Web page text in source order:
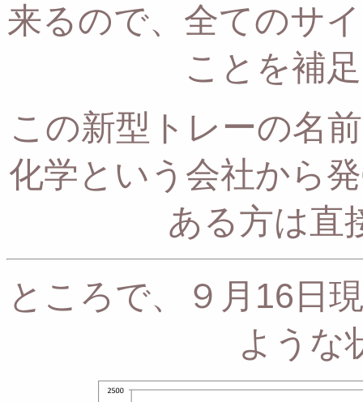
来るので、 全てのサ
ことを補
この新型トレーの名
化学という会社から
ある方は直
ところで、９月16日
ような